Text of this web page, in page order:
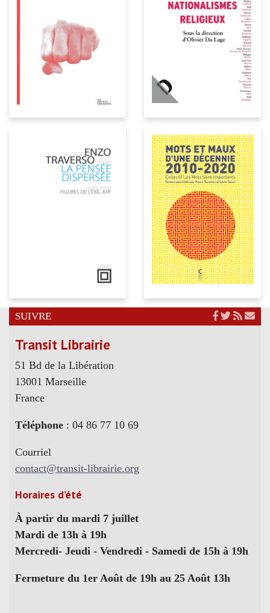
SUIVRE
Transit Librairie
51 Bd de la Libération
13001 Marseille
France
Téléphone : 04 86 77 10 69
Courriel
contact@transit-librairie.org
Horaires d’été
À partir du mardi 7 juillet
Mardi de 13h à 19h
Mercredi- Jeudi - Vendredi - Samedi de 15h à 19h
Fermeture du 1er Août de 19h au 25 Août 13h